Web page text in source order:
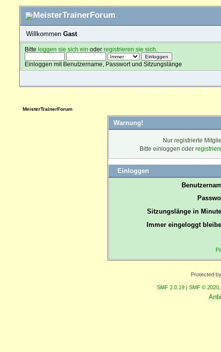
Willkommen Gast
Bitteloggen sie sich ein oderregistrieren sie sich
Einloggen mit Benutzername, Passwort und Sitzungslänge
ÜBERSICHT HILFE SUCHE FAQ FORENREGELN SPENDEN
MeisterTrainerForum
Warnung!
Nur registrierte
Bitte einloggen oder
Einloggen
Sitzungslänge in
Immer eingeloggt
Protected
SMF 2.0.19 | SMF © 2020